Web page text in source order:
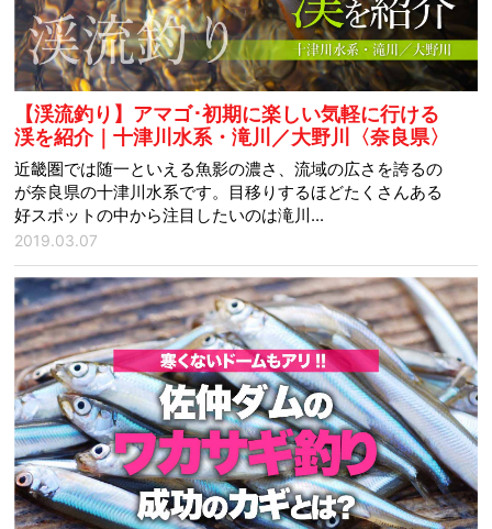
【渓流釣り】アマゴ･初期に楽しい気軽に行ける
渓を紹介｜十津川水系・滝川／大野川〈奈良県〉
近畿圏では随一といえる魚影の濃さ、流域の広さを誇るの
が奈良県の十津川水系です。目移りするほどたくさんある
好スポットの中から注目したいのは滝川...
2019.03.07